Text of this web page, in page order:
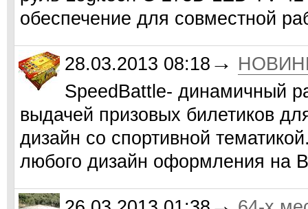
обеспечение для совместной
28.03.2013 08:18 →
SpeedBattle- динамичный
выдачей призовых билетиков
дизайн со спортивной
любого дизайн оформления на